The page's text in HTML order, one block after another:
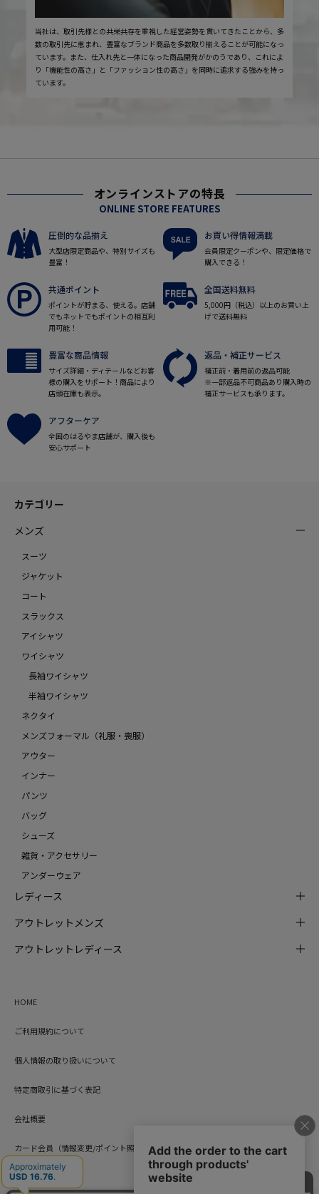
当社は、取引先様との共栄共存を重視した経営姿勢を貫いてきたことから、多
数の取引先に恵まれ、豊富なブランド商品を多数取り揃えることが可能になっ
ています。また、仕入れ先と一体になった商品開発がかのうであり、これによ
り「機能性の高さ」と「ファッション性の高さ」を同時に追求する強みを持っ
ています。
オンラインストアの特長
ONLINE STORE FEATURES
圧倒的な品揃え
大型店限定商品や、特別サイズも
豊富！
お買い得情報満載
会員限定クーポンや、限定価格で
購入できる！
共通ポイント
ポイントが貯まる、使える。店舗
でもネットでもポイントの相互利
用可能！
全国送料無料
5,000円（税込）以上のお買い上
げで送料無料
豊富な商品情報
サイズ詳細・ディテールなどお客
様の購入をサポート！商品により
店頭在庫も表示。
返品・補正サービス
補正前・着用前の返品可能
※一部返品不可商品あり購入時の
補正サービスも承ります。
アフターケア
全国のはるやま店舗が、購入後も
安心サポート
カテゴリー
メンズ
スーツ
ジャケット
コート
スラックス
アイシャツ
ワイシャツ
長袖ワイシャツ
半袖ワイシャツ
ネクタイ
メンズフォーマル（礼服・喪服）
アウター
インナー
パンツ
バッグ
シューズ
雑貨・アクセサリー
アンダーウェア
レディース
アウトレットメンズ
アウトレットレディース
HOME
ご利用規約について
個人情報の取り扱いについて
特定商取引に基づく表記
会社概要
カード会員（情報変更/ポイント照会）
お問い合わせ